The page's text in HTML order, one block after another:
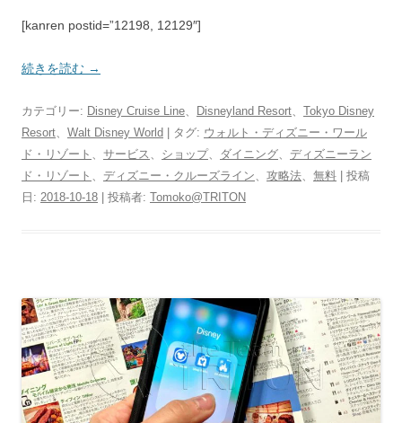
[kanren postid=”12198, 12129″]
続きを読む →
カテゴリー: Disney Cruise Line、 Disneyland Resort、 Tokyo Disney
Resort、 Walt Disney World | タグ: ウォルト・ディズニー・ワール
ド・リゾート 、 サービス 、 ショップ、 ダイニング、 ディズニーラン
ド・リゾート 、 ディズニー・クルーズライン、 攻略法、 無料 | 投稿
日: 2018-10-18 投稿者: Tomoko@TRITON